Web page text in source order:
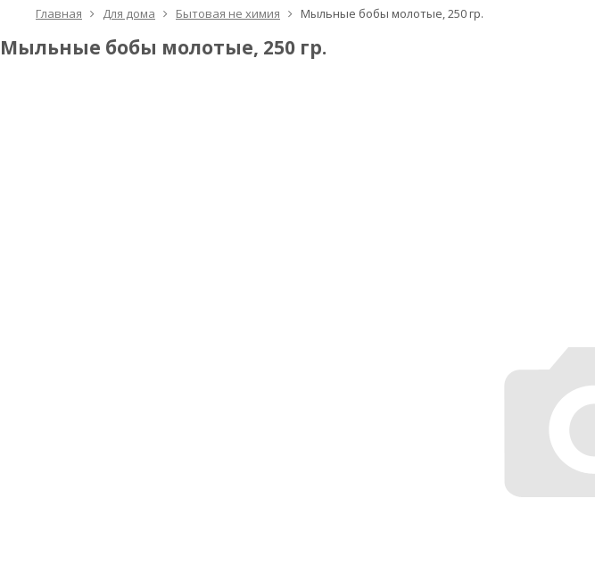
Главная Для дома Бытовая не химия Мыльные бобы молотые, 250 гр.
Мыльные бобы молотые, 250 гр.